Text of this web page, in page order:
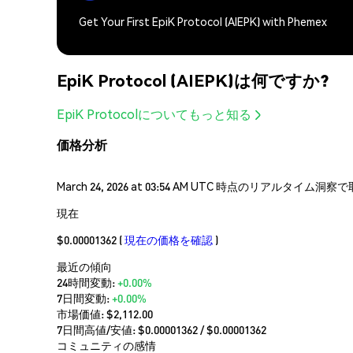
Get Your First EpiK Protocol (AIEPK) with Phemex
EpiK Protocol (AIEPK)は何ですか?
EpiK Protocolについてもっと知る
価格分析
March 24, 2026 at 03:54 AM UTC 時点のリアルタイム洞察
現在
$0.00001362 (現在の価格を確認 )
最近の傾向
24時間変動:+0.00%
7日間変動:+0.00%
市場価値:$2,112.00
7日間高値/安値: $0.00001362/ $0.00001362
コミュニティの感情